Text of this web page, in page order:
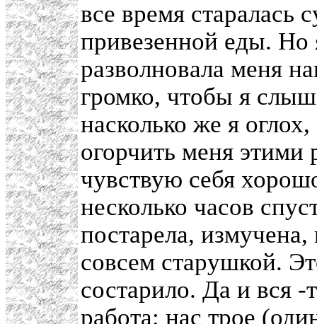
все время старалась
привезенной еды. Но
разволновала меня
громко, чтобы я
насколько же я
огорчить меня этими
чувствую себя
несколько часов
постарела, измучена,
совсем старушкой.
состарило. Да и вся -
работа: нас трое